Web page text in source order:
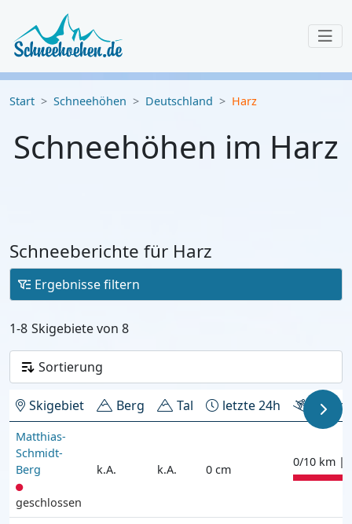
Start Schneehöhen Deutschland Harz
Schneehöhen im Harz
Schneeberichte für Harz
Ergebnisse filtern
1-8 Skigebiete von 8
Skigebiet Berg Tal letzte 24h Pisten
Matthias-
Schmidt-
Berg
geschlossen
k.A. k.A. 0 cm
0/10 km |